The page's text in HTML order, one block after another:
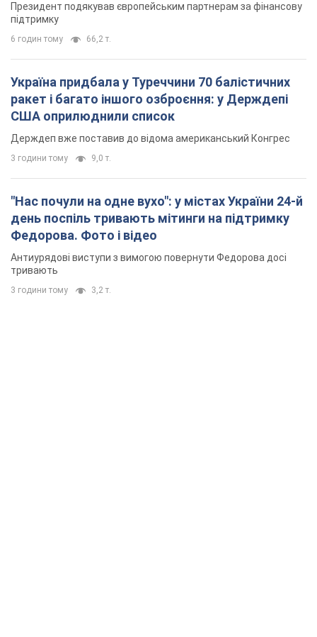
Президент подякував європейським партнерам за фінансову
підтримку
6 годин тому 66,2 т.
Україна придбала у Туреччини 70 балістичних
ракет і багато іншого озброєння: у Держдепі
США оприлюднили список
Держдеп вже поставив до відома американський Конгрес
3 години тому 9,0 т.
"Нас почули на одне вухо": у містах України 24-й
день поспіль тривають мітинги на підтримку
Федорова. Фото і відео
Антиурядові виступи з вимогою повернути Федорова досі
тривають
3 години тому 3,2 т.